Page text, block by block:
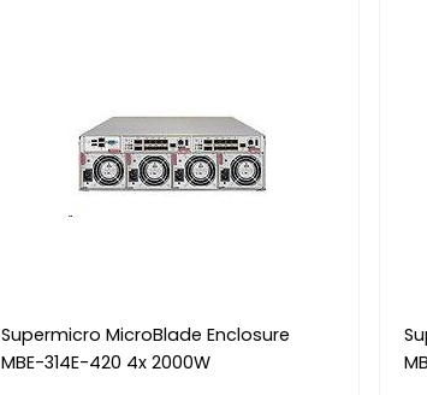
Supermicro MicroBlade Enclosure
MBE-314E-420 4x 2000W